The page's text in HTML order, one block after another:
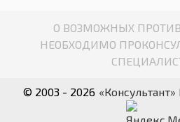
О ВОЗМОЖНЫХ
НЕОБХОДИМО
© 2003 - 2026